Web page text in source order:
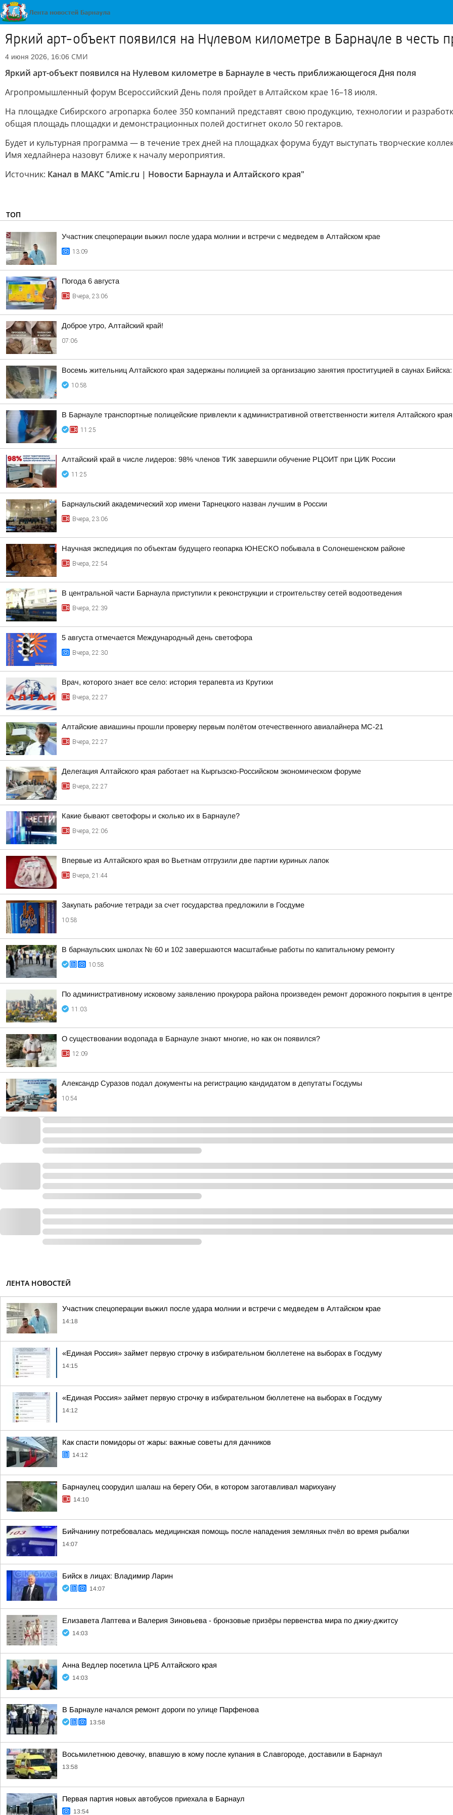
Яркий арт-объект появился на Нулевом километре в Барнауле в
4 июня 2026, 16:06 СМИ
Яркий арт-объект появился на Нулевом километре в Барнауле в честь приближающегося Дня поля
Агропромышленный форум Всероссийский День поля пройдет в Алтайском крае 16–18 июля.
На площадке Сибирского агропарка более 350 компаний представят свою продукцию, технологии и
общая площадь площадки и демонстрационных полей достигнет около 50 гектаров.
Будет и культурная программа — в течение трех дней на площадках форума будут выступать творческие
Имя хедлайнера назовут ближе к началу мероприятия.
Источник: Канал в МАКС "Amic.ru | Новости Барнаула и Алтайского края"
ТОП
Участник спецоперации выжил после удара молнии и встречи с медведем в Алтайском крае
13:09
Погода 6 августа
Вчера, 23:06
Доброе утро, Алтайский край!
07:06
Восемь жительниц Алтайского края задержаны полицией за организацию занятия проституцией в саунах
10:58
В Барнауле транспортные полицейские привлекли к административной ответственности жителя Алтайского
11:25
Алтайский край в числе лидеров: 98% членов ТИК завершили обучение РЦОИТ при ЦИК России
11:25
Барнаульский академический хор имени Тарнецкого назван лучшим в России
Вчера, 23:06
Научная экспедиция по объектам будущего геопарка ЮНЕСКО побывала в Солонешенском районе
Вчера, 22:54
В центральной части Барнаула приступили к реконструкции и строительству сетей водоотведения
Вчера, 22:39
5 августа отмечается Международный день светофора
Вчера, 22:30
Врач, которого знает все село: история терапевта из Крутихи
Вчера, 22:27
Алтайские авиашины прошли проверку первым полётом отечественного авиалайнера МС-21
Вчера, 22:27
Делегация Алтайского края работает на Кыргызско-Российском экономическом форуме
Вчера, 22:27
Какие бывают светофоры и сколько их в Барнауле?
Вчера, 22:06
Впервые из Алтайского края во Вьетнам отгрузили две партии куриных лапок
Вчера, 21:44
Закупать рабочие тетради за счет государства предложили в Госдуме
10:58
В барнаульских школах № 60 и 102 завершаются масштабные работы по капитальному ремонту
10:58
По административному исковому заявлению прокурора района произведен ремонт дорожного покрытия в центре
11:03
О существовании водопада в Барнауле знают многие, но как он появился?
12:09
Александр Суразов подал документы на регистрацию кандидатом в депутаты Госдумы
10:54
ЛЕНТА НОВОСТЕЙ
Участник спецоперации выжил после удара молнии и встречи с медведем в Алтайском крае
14:18
«Единая Россия» займет первую строчку в избирательном бюллетене на выборах в Госдуму
14:15
«Единая Россия» займет первую строчку в избирательном бюллетене на выборах в Госдуму
14:12
Как спасти помидоры от жары: важные советы для дачников
14:12
Барнаулец соорудил шалаш на берегу Оби, в котором заготавливал марихуану
14:10
Бийчанину потребовалась медицинская помощь после нападения земляных пчёл во время рыбалки
14:07
Бийск в лицах: Владимир Ларин
14:07
Елизавета Лаптева и Валерия Зиновьева - бронзовые призёры первенства мира по джиу-джитсу
14:03
Анна Ведлер посетила ЦРБ Алтайского края
14:03
В Барнауле начался ремонт дороги по улице Парфенова
13:58
Восьмилетнюю девочку, впавшую в кому после купания в Славгороде, доставили в Барнаул
13:58
Первая партия новых автобусов приехала в Барнаул
13:54